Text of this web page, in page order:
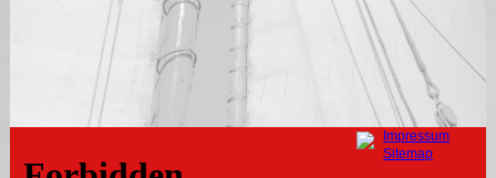
Navigation
überspringen
Impressum
Sitemap